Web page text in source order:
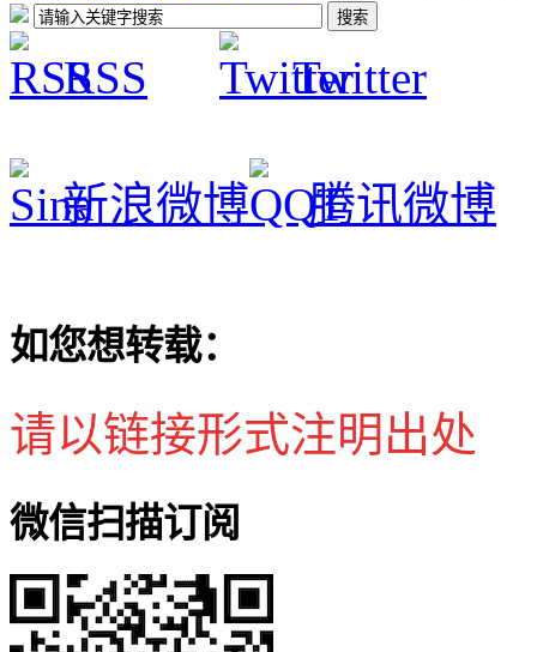
RSS Twitter
新浪微博 腾讯微博
如您想转载：
请以链接形式注明出处
微信扫描订阅